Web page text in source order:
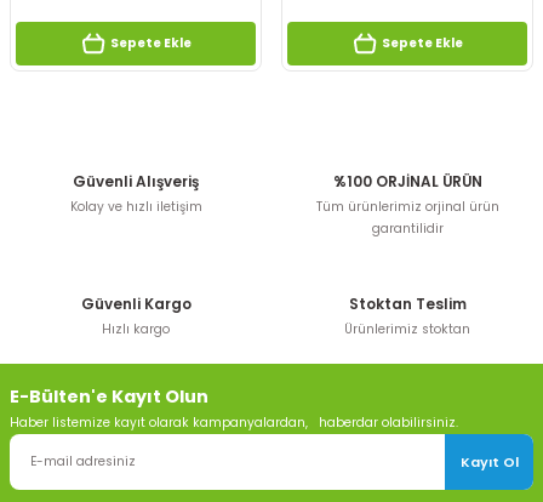
Sepete Ekle Sepete Ekle
Güvenli Alışveriş
Kolay ve hızlı iletişim
%100 ORJİNAL ÜRÜN
Tüm ürünlerimiz orjinal ürün
garantilidir
Güvenli Kargo
Hızlı kargo
Stoktan Teslim
Ürünlerimiz stoktan
E-Bülten'e Kayıt Olun
Haber listemize kayıt olarak kampanyalardan, haberdar olabilirsiniz.
Kayıt Ol